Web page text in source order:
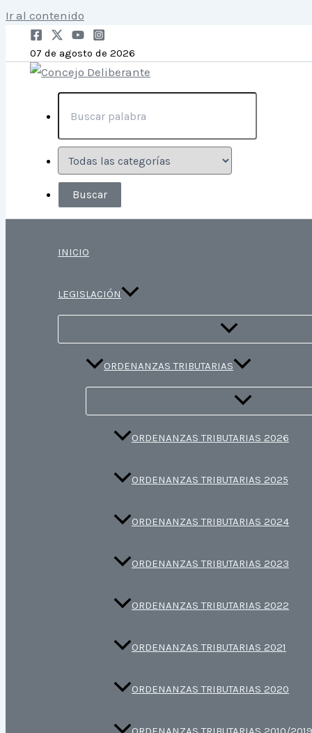
Ir al contenido
07 de agosto de 2026
INICIO
LEGISLACIÓN
ORDENANZAS TRIBUTARIAS
ORDENANZAS TRIBUTARIAS 2026
ORDENANZAS TRIBUTARIAS 2025
ORDENANZAS TRIBUTARIAS 2024
ORDENANZAS TRIBUTARIAS 2023
ORDENANZAS TRIBUTARIAS 2022
ORDENANZAS TRIBUTARIAS 2021
ORDENANZAS TRIBUTARIAS 2020